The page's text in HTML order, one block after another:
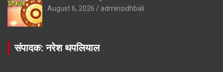
August 6, 2026 adminsidhbali
संपादक: नरेश थपलियाल